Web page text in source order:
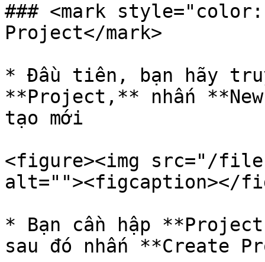
### <mark
Project</mark>
* Đầu tiên, bạn hãy
**Project,** nhấn
tạo mới
<figure><img src="/
alt=""><figcaption></
* Bạn cần hập
sau đó nhấn **Create